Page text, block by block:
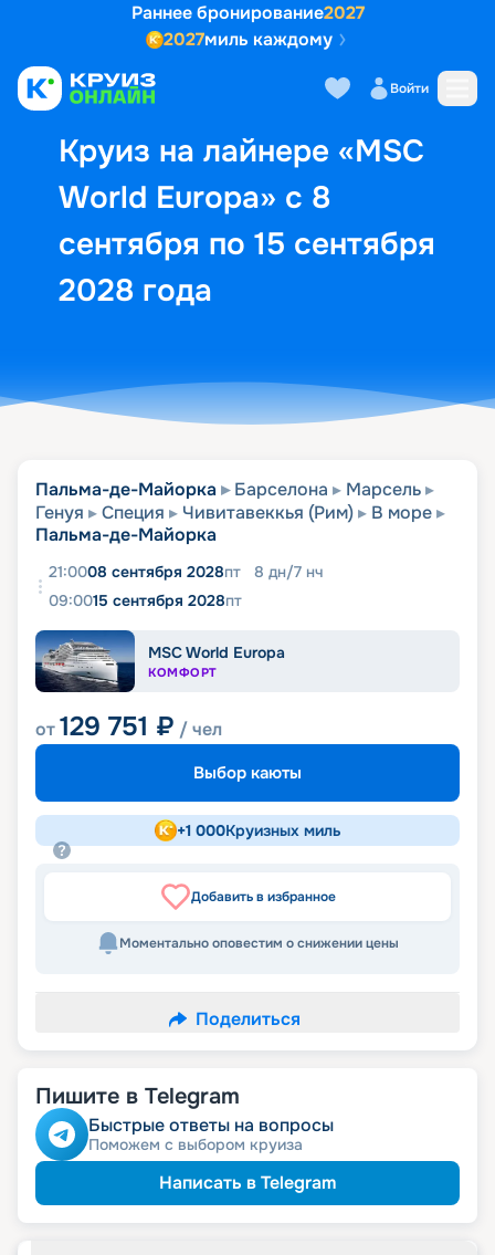
Раннее бронирование2027
2027миль каждому
Войти
Круиз на лайнере «MSC
World Europa» с 8
сентября по 15 сентября
2028 года
Выбор кают Маршрут и
Пальма-де-Майорка Барселона
Марсель
Генуя
Специя Чивитавеккья (Рим)
В море
Пальма-де-Майорка
21:0008 сентября 2028пт 8 дн/7 нч
09:0015 сентября 2028пт
MSC World Europa
КОМФОРТ
от129 751 ₽ / чел
Выбор каюты
+1 000Круизных миль
Добавить в избранное
Моментально оповестим о снижении цены
Поделиться
Пишите в Telegram
Быстрые ответы на вопросы
Поможем с выбором круиза
Написать в Telegram